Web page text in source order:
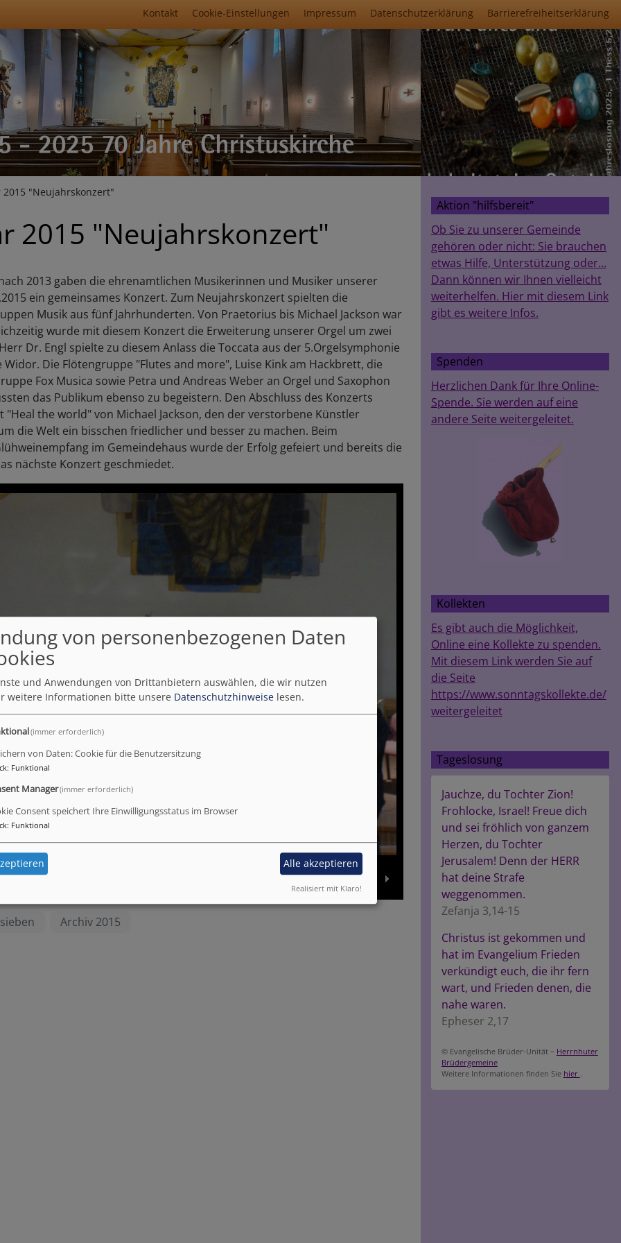
Fußbereichsmenü
Kontakt Cookie-Einstellungen Impressum Datenschutzerklärung Barrierefreiheitserklärung
2015 "Neujahrskonzert"
2015 "Neujahrskonzert"
2013 gaben die ehrenamtlichen Musikerinnen und Musiker unserer
ein gemeinsames Konzert. Zum Neujahrskonzert spielten die
Musik aus fünf Jahrhunderten. Von Praetorius bis Michael Jackson war
wurde mit diesem Konzert die Erweiterung unserer Orgel um zwei
Dr. Engl spielte zu diesem Anlass die Toccata aus der 5.Orgelsymphonie
Widor. Die Flötengruppe "Flutes and more", Luise Kink am Hackbrett, die
Fox Musica sowie Petra und Andreas Weber an Orgel und Saxophon
das Publikum ebenso zu begeistern. Den Abschluss des Konzerts
"Heal the world" von Michael Jackson, den der verstorbene Künstler
die Welt ein bisschen friedlicher und besser zu machen. Beim
im Gemeindehaus wurde der Erfolg gefeiert und bereits die
nächste Konzert geschmiedet.
Archiv 2015
Aktion "hilfsbereit"
Ob Sie zu unserer Gemeinde
gehören oder nicht: Sie brauchen
etwas Hilfe, Unterstützung oder...
Dann können wir Ihnen vielleicht
weiterhelfen. Hier mit diesem Link
gibt es weitere Infos.
Spenden
Herzlichen Dank für Ihre Online-
Spende. Sie werden auf eine
andere Seite weitergeleitet.
Kollekten
Es gibt auch die Möglichkeit,
Online eine Kollekte zu spenden.
Mit diesem Link werden Sie auf
die Seite
https://www.sonntagskollekte.de/
weitergeleitet
Tageslosung
Jauchze, du Tochter Zion!
Frohlocke, Israel! Freue dich
und sei fröhlich von ganzem
Herzen, du Tochter
Jerusalem! Denn der HERR
hat deine Strafe
weggenommen.
Zefanja 3,14-15
Christus ist gekommen und
hat im Evangelium Frieden
verkündigt euch, die ihr fern
wart, und Frieden denen, die
nahe waren.
Epheser 2,17
© Evangelische Brüder-Unität – Herrnhuter
Brüdergemeine
Weitere Informationen finden Sie hier .
von personenbezogenen Daten
und Anwendungen von Drittanbietern auswählen, die wir nutzen
weitere Informationen bitte unsere Datenschutzhinweise lesen.
(immer erforderlich)
von Daten: Cookie für die Benutzersitzung
: Funktional
Manager(immer erforderlich)
Consent speichert Ihre Einwilligungsstatus im Browser
: Funktional
Alle akzeptieren
Realisiert mit Klaro!